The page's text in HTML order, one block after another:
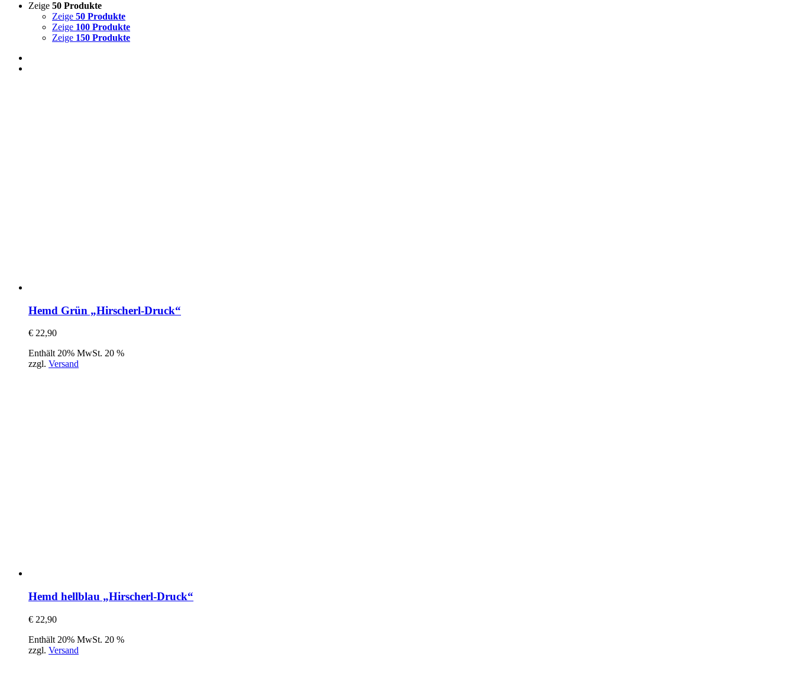
Zeige 50 Produkte
Zeige 50 Produkte
Zeige 100 Produkte
Zeige 150 Produkte
Hemd Grün „Hirscherl-Druck“
€ 22,90
Enthält 20% MwSt. 20 %
zzgl. Versand
Hemd hellblau „Hirscherl-Druck“
€ 22,90
Enthält 20% MwSt. 20 %
zzgl. Versand